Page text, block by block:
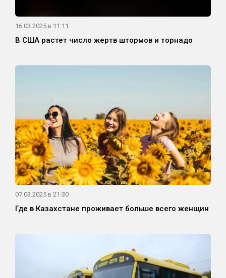
16.03.2025 в 11:11
В США растет число жертв штормов и торнадо
07.03.2025 в 21:30
Где в Казахстане проживает больше всего женщин